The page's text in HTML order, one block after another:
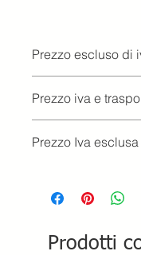
Prezzo escluso di
Prezzo iva e
Prezzo Iva esclusa
Prodotti